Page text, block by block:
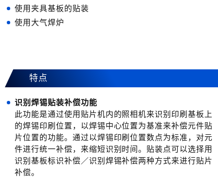
使用夹具基板的贴装
使用大气焊炉
特点
识别焊锡贴装补偿功能
此功能是通过使用贴片机内的照相机来识别印刷基板上
的焊锡印刷位置，以焊锡中心位置为基准来补偿元件贴
片位置的功能。通过以焊锡印刷位置数点为标准，对元
件进行统一补偿，来缩短识别时间。贴装点可以选择用
识别基板标识补偿／识别焊锡补偿两种方式来进行贴片
补偿。